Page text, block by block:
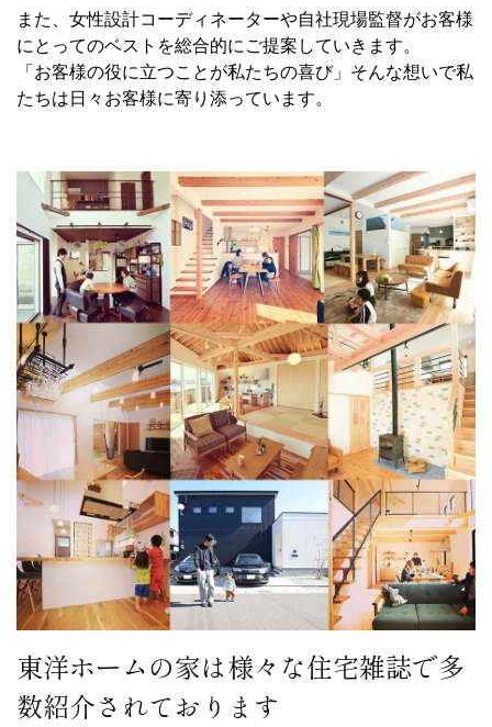
また、女性設計コーディネーターや自社現場監督がお客様
にとってのベストを総合的にご提案していきます。
「お客様の役に立つことが私たちの喜び」そんな想いで私
たちは日々お客様に寄り添っています。
東洋ホームの家は様々な住宅雑誌で多
数紹介されております